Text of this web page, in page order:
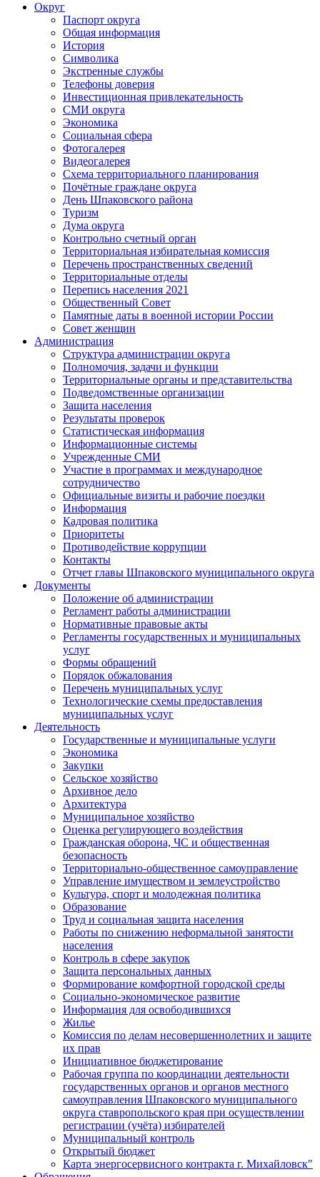
Округ
Паспорт округа
Общая информация
История
Символика
Экстренные службы
Телефоны доверия
Инвестиционная привлекательность
СМИ округа
Экономика
Социальная сфера
Фотогалерея
Видеогалерея
Схема территориального планирования
Почётные граждане округа
День Шпаковского района
Туризм
Дума округа
Контрольно счетный орган
Территориальная избирательная комиссия
Перечень пространственных сведений
Территориальные отделы
Перепись населения 2021
Общественный Совет
Памятные даты в военной истории России
Совет женщин
Администрация
Структура администрации округа
Полномочия, задачи и функции
Территориальные органы и представительства
Подведомственные организации
Защита населения
Результаты проверок
Статистическая информация
Информационные системы
Учрежденные СМИ
Участие в программах и международное
сотрудничество
Официальные визиты и рабочие поездки
Информация
Кадровая политика
Приоритеты
Противодействие коррупции
Контакты
Отчет главы Шпаковского муниципального округа
Документы
Положение об администрации
Регламент работы администрации
Нормативные правовые акты
Регламенты государственных и муниципальных
услуг
Формы обращений
Порядок обжалования
Перечень муниципальных услуг
Технологические схемы предоставления
муниципальных услуг
Деятельность
Государственные и муниципальные услуги
Экономика
Закупки
Сельское хозяйство
Архивное дело
Архитектура
Муниципальное хозяйство
Оценка регулирующего воздействия
Гражданская оборона, ЧС и общественная
безопасность
Территориально-общественное самоуправление
Управление имуществом и землеустройство
Культура, спорт и молодежная политика
Образование
Труд и социальная защита населения
Работы по снижению неформальной занятости
населения
Контроль в сфере закупок
Защита персональных данных
Формирование комфортной городской среды
Социально-экономическое развитие
Информация для освободившихся
Жилье
Комиссия по делам несовершеннолетних и защите
их прав
Инициативное бюджетирование
Рабочая группа по координации деятельности
государственных органов и органов местного
самоуправления Шпаковского муниципального
округа ставропольского края при осуществлении
регистрации (учёта) избирателей
Муниципальный контроль
Открытый бюджет
Карта энергосервисного контракта г. Михайловск"